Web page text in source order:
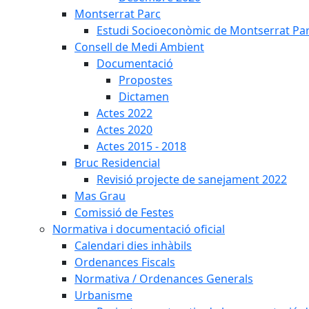
Montserrat Parc
Estudi Socioeconòmic de Montserrat
Consell de Medi Ambient
Documentació
Propostes
Dictamen
Actes 2022
Actes 2020
Actes 2015 - 2018
Bruc Residencial
Revisió projecte de sanejament 2022
Mas Grau
Comissió de Festes
Normativa i documentació oficial
Calendari dies inhàbils
Ordenances Fiscals
Normativa / Ordenances Generals
Urbanisme